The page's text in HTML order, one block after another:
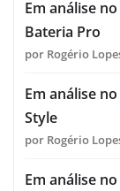
Em análise
Bateria Pro
por Rogério
Em análise
Style
por Rogério
Em análise